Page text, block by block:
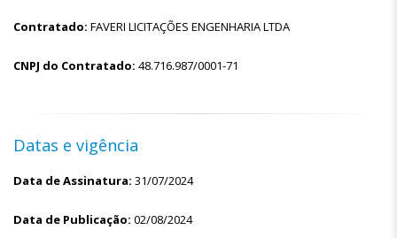
Contratado: FAVERI LICITAÇÕES ENGENHARIA LTDA
CNPJ do Contratado: 48.716.987/0001-71
Datas e vigência
Data de Assinatura: 31/07/2024
Data de Publicação: 02/08/2024